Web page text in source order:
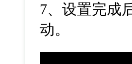
7、设置完成
动。